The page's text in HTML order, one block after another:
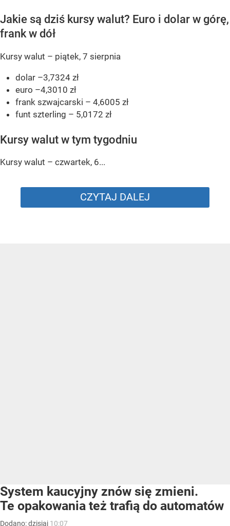
Jakie są dziś kursy walut? Euro i dolar w górę,
frank w dół
Kursy walut – piątek, 7 sierpnia
dolar –3,7324 zł
euro –4,3010 zł
frank szwajcarski – 4,6005 zł
funt szterling – 5,0172 zł
Kursy walut w tym tygodniu
Kursy walut – czwartek, 6...
CZYTAJ DALEJ
System kaucyjny znów się zmieni.
Te opakowania też trafią do automatów
Dodano:dzisiaj 10:07